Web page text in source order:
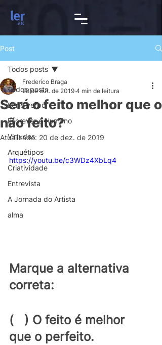
Post
Todos posts
Ler é verbo
Escrever é Humano
Virtudes
Arquétipos
Criatividade
Entrevista
A Jornada do Artista
alma
Todos posts
Será o feito melhor que o
não feito?
Frederico Braga
28 de out. de 2019 4 min de leitura
Atualizado: 20 de dez. de 2019
https://youtu.be/c3WDz4XbLq4
Marque a alternativa
correta:
(   ) O feito é melhor
que o perfeito.